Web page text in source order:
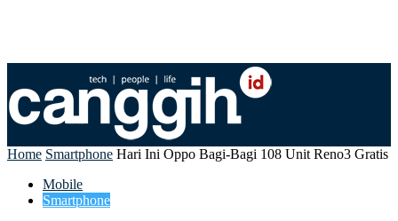
Home Smartphone Hari Ini Oppo Bagi-Bagi 108 Unit Reno3 Gratis
Mobile
Smartphone